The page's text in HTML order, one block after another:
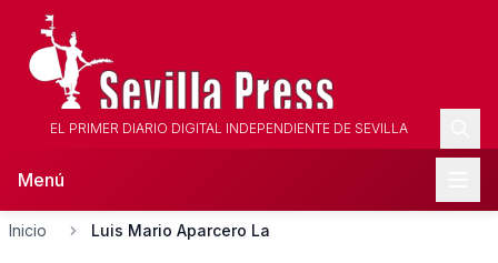
EL PRIMER DIARIO DIGITAL INDEPENDIENTE DE SEVILLA
Menú
Inicio Luis Mario Aparcero La